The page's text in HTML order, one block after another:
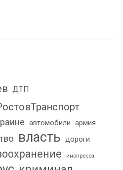
ДТП
автомобили армия
власть дороги
инопресса